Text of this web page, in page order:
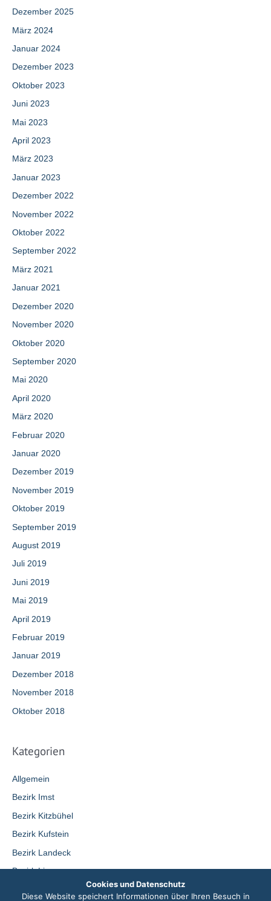
Dezember 2025
März 2024
Januar 2024
Dezember 2023
Oktober 2023
Juni 2023
Mai 2023
April 2023
März 2023
Januar 2023
Dezember 2022
November 2022
Oktober 2022
September 2022
März 2021
Januar 2021
Dezember 2020
November 2020
Oktober 2020
September 2020
Mai 2020
April 2020
März 2020
Februar 2020
Januar 2020
Dezember 2019
November 2019
Oktober 2019
September 2019
August 2019
Juli 2019
Juni 2019
Mai 2019
April 2019
Februar 2019
Januar 2019
Dezember 2018
November 2018
Oktober 2018
Kategorien
Allgemein
Bezirk Imst
Bezirk Kitzbühel
Bezirk Kufstein
Bezirk Landeck
Bezirk Lienz
Cookies und Datenschutz
Diese Website speichert Informationen über Ihren Besuch in